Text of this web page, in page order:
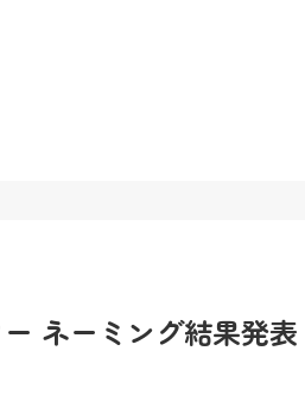
ネーミング結果発表